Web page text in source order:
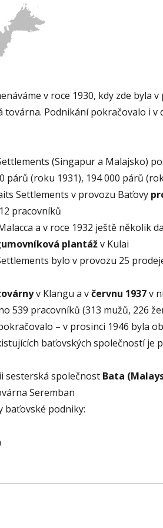
v roce 1930, kdy zde byla
Podnikání pokračovalo i v
(Singapur a Malajsko)
párů (roku 1931), 194 000 párů
Settlements v provozu Baťovy
pracovníků
a v roce 1932 ještě několik
plantážv Kulai
bylo v provozu 25
v Klangu a včervnu 1937v
539 pracovníků (313 mužů, 226
– v prosinci 1946 byla
baťovských společností je
sesterská společnost Bata
Seremban
baťovské podniky: